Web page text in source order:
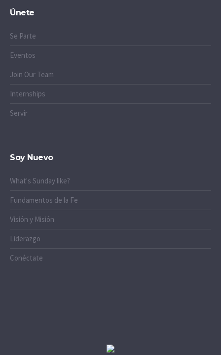
Únete
Se Parte
Eventos
Join Our Team
Internships
Servir
Soy Nuevo
What's Sunday like?
Fundamentos de la Fe
Visión y Misión
Liderazgo
Conéctate